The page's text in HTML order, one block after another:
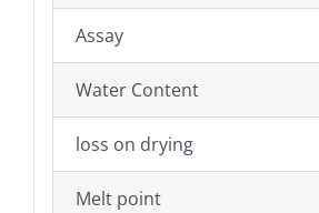
Assay
Water Content
loss on drying
Melt point